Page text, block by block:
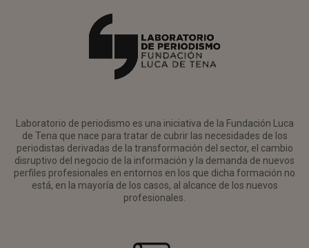
Laboratorio de periodismo es una iniciativa de la Fundación Luca
de Tena que nace para tratar de cubrir las necesidades de los
periodistas derivadas de la transformación del sector, el cambio
disruptivo del negocio de la información y la demanda de nuevos
perfiles profesionales en entornos en los que dicha formación no
está, en la mayoría de los casos, al alcance de los nuevos
profesionales.